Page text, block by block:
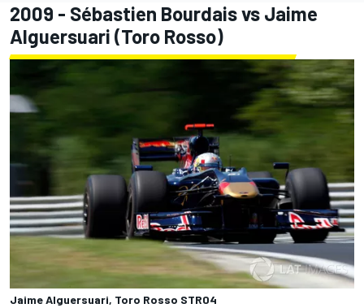
2009 - Sébastien Bourdais vs Jaime
Alguersuari (Toro Rosso)
Jaime Alguersuari, Toro Rosso STR04